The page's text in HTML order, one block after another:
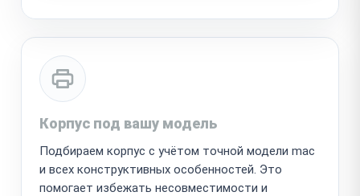
Корпус под вашу модель
Подбираем корпус с учётом точной модели mac
и всех конструктивных особенностей. Это
помогает избежать несовместимости и